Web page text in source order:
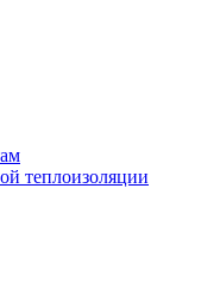
теплоизоляции